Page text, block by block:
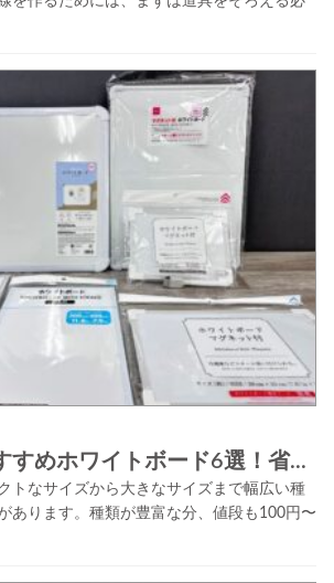
すめホワイトボード6選！省...
トなサイズから大きなサイズまで幅広い種
あります。種類が豊富な分、値段も100円〜